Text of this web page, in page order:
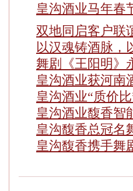
皇沟酒业马年春
双地同启客户联
以汉魂铸酒脉
舞剧《王阳明》
皇沟酒业获河南
皇沟酒业“质价
皇沟酒业馥香智
皇沟馥香总冠名
皇沟馥香携手舞